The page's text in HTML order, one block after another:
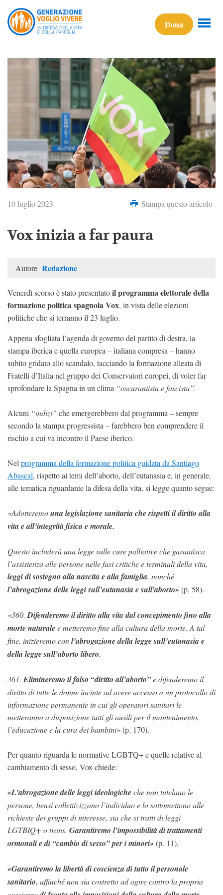
Dona
10 luglio 2023 Stampa questo articolo
Vox inizia a far paura
Autore Redazione
Venerdì scorso è stato presentatoil programma elettorale della
formazione politica spagnola Vox, in vista delle elezioni
politiche che si terranno il 23 luglio.
Appena sfogliata l’agenda di governo del partito di destra, la
stampa iberica e quella europea – italiana compresa – hanno
subito gridato allo scandalo, tacciando la formazione alleata di
Fratelli d’Italia nel gruppo dei Conservatori europei, di voler far
sprofondare la Spagna in un clima “oscurantista e fascista”.
Alcuni “indizi” che emergerebbero dal programma – sempre
secondo la stampa progressista – farebbero ben comprendere il
rischio a cui va incontro il Paese iberico.
Nel programma della formazione politica guidata da Santiago
Abascal, rispetto ai temi dell’aborto, dell’eutanasia e, in generale,
alle tematica riguardante la difesa della vita, si legge quanto segue:
«Adotteremouna legislazione sanitaria che rispetti il diritto alla
vita e all’integrità fisica e morale.
Questo includerà una legge sulle cure palliative che garantisca
l’assistenza alle persone nelle fasi critiche e terminali della vita,
leggi di sostegno alla nascita e alla famiglia, nonché
l’abrogazione delle leggi sull’eutanasia e sull'aborto»(p. 58).
«360. Difenderemo il diritto alla vita dal concepimento fino alla
morte naturalee metteremo fine alla cultura della morte. A tal
fine, inizieremo conl’abrogazione della legge sull’eutanasia e
della legge sull’aborto libero.
361. Elimineremo il falso “diritto all’aborto”e difenderemo il
diritto di tutte le donne incinte ad avere accesso a un protocollo di
informazione permanente in cui gli operatori sanitari le
metteranno a disposizione tutti gli ausili per il mantenimento,
l’educazione e la cura dei bambini»(p. 170).
Per quanto riguarda le normative LGBTQ+ e quelle relative al
cambiamento di sesso, Vox chiede:
«L’abrogazione delle leggi ideologicheche non tutelano le
persone, bensì collettivizzano l’individuo e lo sottomettono alle
richieste dei gruppi di interesse, sia che si tratti di leggi
LGTBIQ+ o trans. Garantiremo l’impossibilità di trattamenti
ormonali e di “cambio di sesso” per i minori»(p. 11).
«Garantiremo la libertà di coscienza di tutto il personale
sanitario, affinché non sia costretto ad agire contro la propria